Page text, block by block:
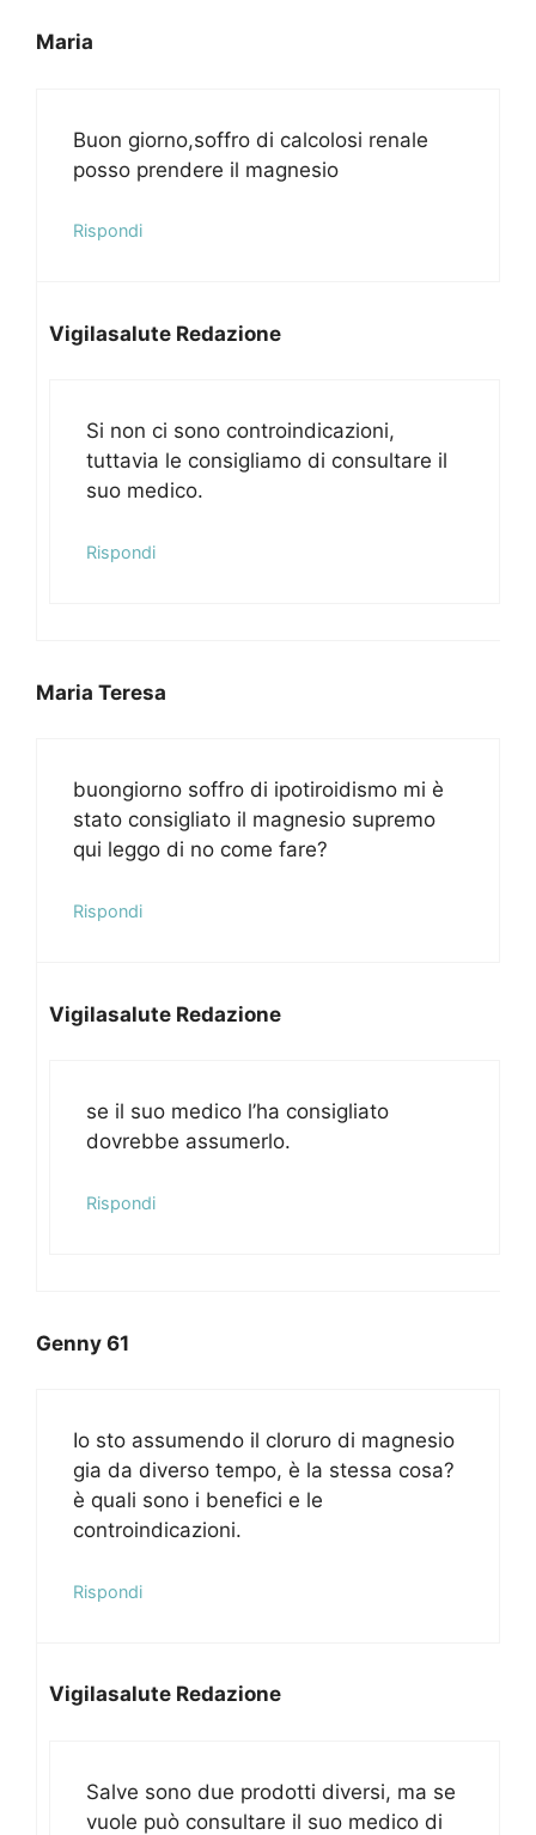
Maria
Buon giorno,soffro di calcolosi renale
posso prendere il magnesio
Rispondi
Vigilasalute Redazione
Si non ci sono controindicazioni,
tuttavia le consigliamo di consultare il
suo medico.
Rispondi
Maria Teresa
buongiorno soffro di ipotiroidismo mi è
stato consigliato il magnesio supremo
qui leggo di no come fare?
Rispondi
Vigilasalute Redazione
se il suo medico l’ha consigliato
dovrebbe assumerlo.
Rispondi
Genny 61
Io sto assumendo il cloruro di magnesio
gia da diverso tempo, è la stessa cosa?
è quali sono i benefici e le
controindicazioni.
Rispondi
Vigilasalute Redazione
Salve sono due prodotti diversi, ma se
vuole può consultare il suo medico di